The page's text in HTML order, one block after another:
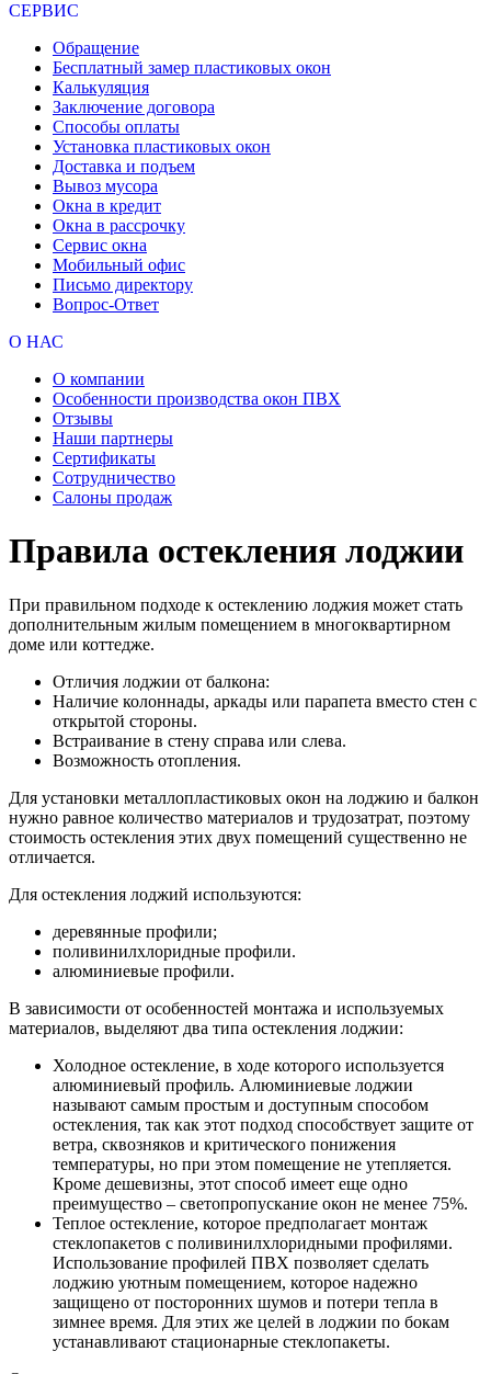
СЕРВИС
Обращение
Бесплатный замер пластиковых окон
Калькуляция
Заключение договора
Способы оплаты
Установка пластиковых окон
Доставка и подъем
Вывоз мусора
Окна в кредит
Окна в рассрочку
Сервис окна
Мобильный офис
Письмо директору
Вопрос-Ответ
О НАС
О компании
Особенности производства окон ПВХ
Отзывы
Наши партнеры
Сертификаты
Сотрудничество
Салоны продаж
Правила остекления лоджии
При правильном подходе к остеклению лоджия может стать
дополнительным жилым помещением в многоквартирном
доме или коттедже.
Отличия лоджии от балкона:
Наличие колоннады, аркады или парапета вместо стен с
открытой стороны.
Встраивание в стену справа или слева.
Возможность отопления.
Для установки металлопластиковых окон на лоджию и балкон
нужно равное количество материалов и трудозатрат, поэтому
стоимость остекления этих двух помещений существенно не
отличается.
Для остекления лоджий используются:
деревянные профили;
поливинилхлоридные профили.
алюминиевые профили.
В зависимости от особенностей монтажа и используемых
материалов, выделяют два типа остекления лоджии:
Холодное остекление, в ходе которого используется
алюминиевый профиль. Алюминиевые лоджии
называют самым простым и доступным способом
остекления, так как этот подход способствует защите от
ветра, сквозняков и критического понижения
температуры, но при этом помещение не утепляется.
Кроме дешевизны, этот способ имеет еще одно
преимущество – светопропускание окон не менее 75%.
Теплое остекление, которое предполагает монтаж
стеклопакетов с поливинилхлоридными профилями.
Использование профилей ПВХ позволяет сделать
лоджию уютным помещением, которое надежно
защищено от посторонних шумов и потери тепла в
зимнее время. Для этих же целей в лоджии по бокам
устанавливают стационарные стеклопакеты.